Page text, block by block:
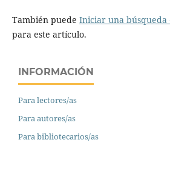
También puede Iniciar una
para este artículo.
INFORMACIÓN
Para lectores/as
Para autores/as
Para bibliotecarios/as